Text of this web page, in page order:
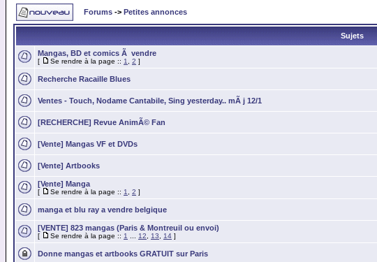
Forums -> Petites annonces
Sujets
Mangas, BD et comics Ã vendre
[ Se rendre à la page :: 1 2 ]
Recherche Racaille Blues
Ventes - Touch, Nodame Cantabile, Sing yesterday.. mÃ j 12/1
[RECHERCHE] Revue AnimÃ© Fan
[Vente] Mangas VF et DVDs
[Vente] Artbooks
[Vente] Manga
[ Se rendre à la page :: 1 2 ]
manga et blu ray a vendre belgique
[VENTE] 823 mangas (Paris & Montreuil ou envoi)
[ Se rendre à la page :: 1 12 13 14 ]
Donne mangas et artbooks GRATUIT sur Paris